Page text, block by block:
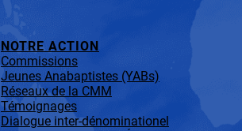
NOTRE ACTION
Commissions
Jeunes Anabaptistes (YABs)
Réseaux de la CMM
Témoignages
Dialogue inter-dénominationel